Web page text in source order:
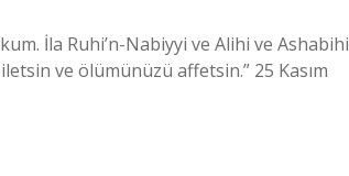
İla Ruhi’n-Nabiyyi ve Alihi ve Ashabihi
ve ölümünüzü affetsin.” 25 Kasım